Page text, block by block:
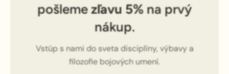
pošlemezľavu 5%na prvý
nákup.
Vstúp s nami do sveta disciplíny, výbavy a
filozofie bojových umení.